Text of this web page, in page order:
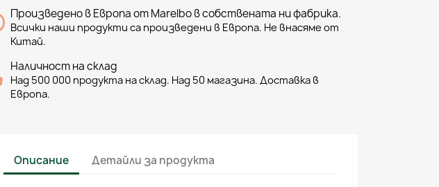
Произведено в Европа от Marelbo в собствената ни фабрика.
Всички наши продукти са произведени в Европа. Не внасяме от
Китай.
Наличност на склад
Над 500 000 продукта на склад. Над 50 магазина. Доставка в
Европа.
Описание Детайли за продукта